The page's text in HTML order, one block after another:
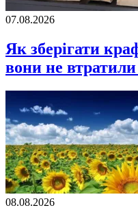
07.08.2026
Як зберігати
вони не
08.08.2026